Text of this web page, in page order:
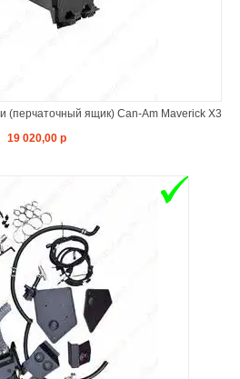
(перчаточный ящик) Can-Am Maverick X3
19 020,00 р